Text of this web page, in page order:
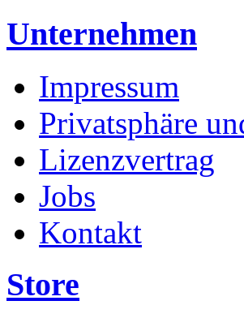
Unternehmen
Impressum
Privatsphäre
Lizenzvertrag
Jobs
Kontakt
Store